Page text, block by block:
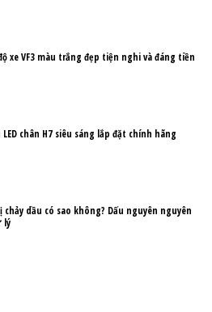
xe VF3 màu trắng đẹp tiện nghi và đáng tiền
chân H7 siêu sáng lắp đặt chính hãng
chảy dầu có sao không? Dấu nguyên nguyên
lý